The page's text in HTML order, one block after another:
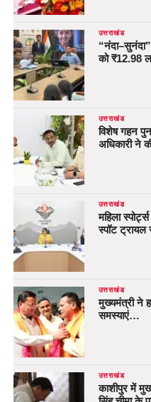
उत्तराखंड
को ₹12.98
उत्तराखंड
विशेष गहन
अधिकारी ने
उत्तराखंड
महिला
स्पॉट
उत्तराखंड
मुख्यमंत्री ने
समस्याएं…
उत्तराखंड
काशीपुर में